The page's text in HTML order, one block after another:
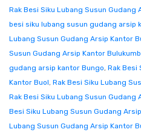
Rak Besi Siku Lubang Susun Gudang
besi siku lubang susun gudang arsip
Lubang Susun Gudang Arsip Kantor
Susun Gudang Arsip Kantor
gudang arsip kantor Bungo, Rak Besi
Kantor Buol, Rak Besi Siku Lubang
Rak Besi Siku Lubang Susun Gudang
Besi Siku Lubang Susun Gudang
Lubang Susun Gudang Arsip Kantor